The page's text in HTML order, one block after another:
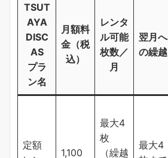
TSUT
AYA
DISC
AS
プラ
ン名
月額料
金（税
込）
レンタ
ル可能
枚数／
月
翌月へ
の繰越
定額
1,100
最大4
枚
（繰越
最大4